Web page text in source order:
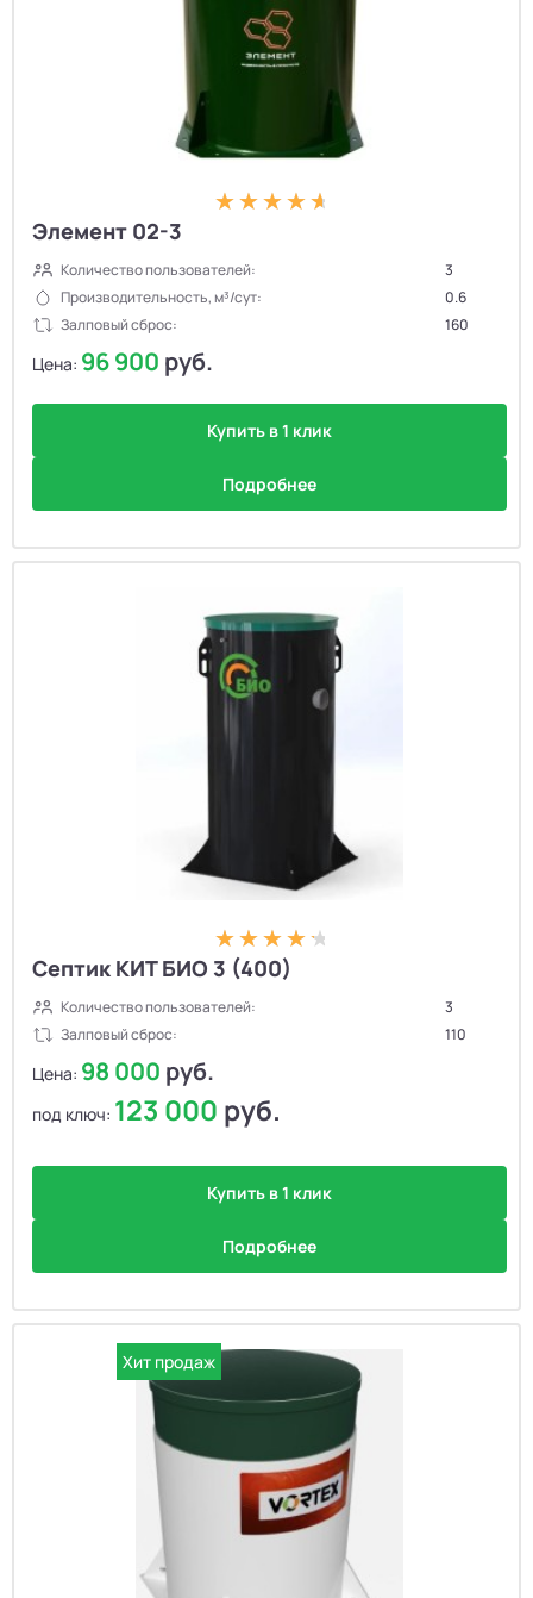
Элемент 02-3
Количество пользователей:
3
Производительность, м³/сут:
0.6
Залповый сброс:
160
Цена: 96 900 руб.
Купить в 1 клик
Подробнее
Септик КИТ БИО 3 (400)
Количество пользователей:
3
Залповый сброс:
110
Цена: 98 000 руб.
под ключ: 123 000 руб.
Купить в 1 клик
Подробнее
Хит продаж